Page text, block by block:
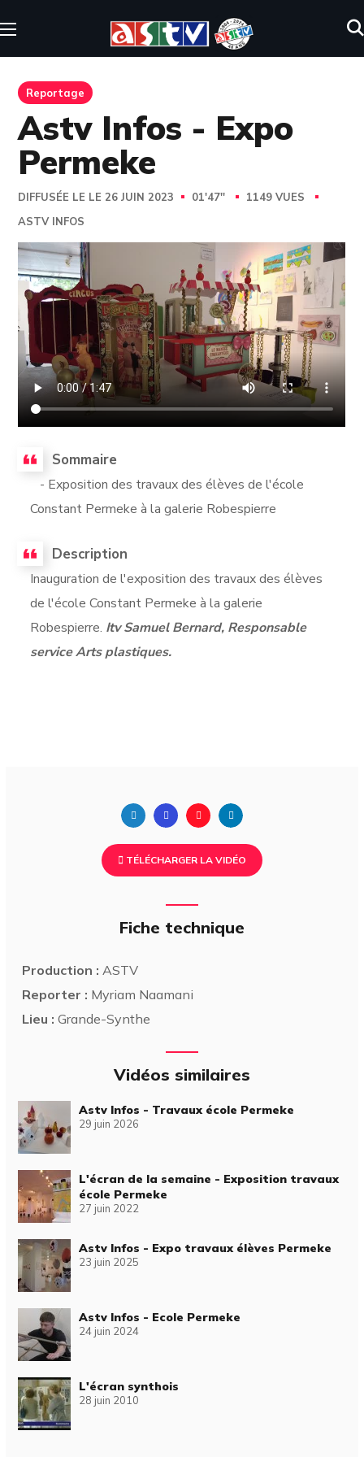
Reportage
Astv Infos - Expo
Permeke
DIFFUSÉE LE LE 26 JUIN 2023 01'47''
1149 VUES
ASTV INFOS
Sommaire
- Exposition des travaux des élèves de l'école
Constant Permeke à la galerie Robespierre
Description
Inauguration de l'exposition des travaux des élèves
de l'école Constant Permeke à la galerie
Robespierre. Itv Samuel Bernard, Responsable
service Arts plastiques.
TÉLÉCHARGER LA VIDÉO
Fiche technique
Production : ASTV
Reporter : Myriam Naamani
Lieu : Grande-Synthe
Vidéos similaires
Astv Infos - Travaux école Permeke
29 juin 2026
L'écran de la semaine - Exposition travaux
école Permeke
27 juin 2022
Astv Infos - Expo travaux élèves Permeke
23 juin 2025
Astv Infos - Ecole Permeke
24 juin 2024
L'écran synthois
28 juin 2010